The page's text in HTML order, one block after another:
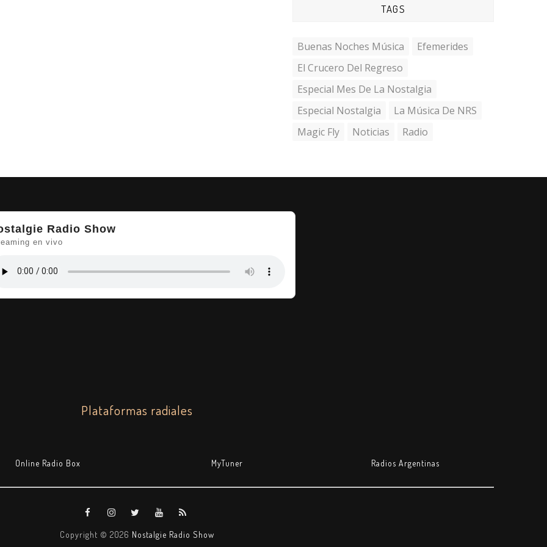
TAGS
Buenas Noches Música
Efemerides
El Crucero Del Regreso
Especial Mes De La Nostalgia
Especial Nostalgia
La Música De NRS
Magic Fly
Noticias Radio
Radio Show
en vivo
Plataformas radiales
Online Radio Box MyTuner Radios Argentinas
Copyright © 2026 Nostalgie Radio Show